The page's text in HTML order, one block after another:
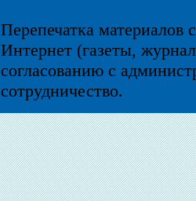
Перепечатка материалов
Интернет (газеты,
согласованию с
сотрудничество.